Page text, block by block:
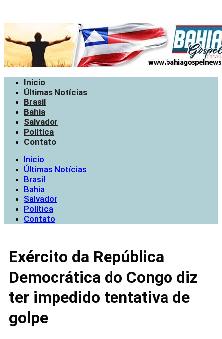
Inicio
Últimas Notícias
Brasil
Bahia
Salvador
Política
Contato
Inicio
Últimas Notícias
Brasil
Bahia
Salvador
Política
Contato
Exército da República
Democrática do Congo diz
ter impedido tentativa de
golpe